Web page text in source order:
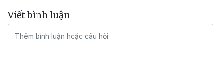
Viết bình luận